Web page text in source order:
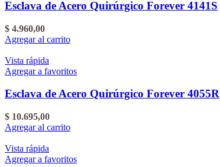
Esclava de Acero Quirúrgico Forever 4141S
$ 4.960,00
Agregar al carrito
Vista rápida
Agregar a favoritos
Esclava de Acero Quirúrgico Forever 4055R
$ 10.695,00
Agregar al carrito
Vista rápida
Agregar a favoritos